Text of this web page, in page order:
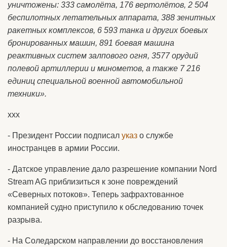
уничтожены: 333 самолёта, 176 вертолётов, 2 504
беспилотных летательных аппарата, 388 зенитных
ракетных комплексов, 6 593 танка и других боевых
бронированных машин, 891 боевая машина
реактивных систем залпового огня, 3577 орудий
полевой артиллерии и минометов, а также 7 216
единиц специальной военной автомобильной
техники».
ххх
- Президент России подписал указ о службе
иностранцев в армии России.
- Датское управление дало разрешение компании Nord
Stream AG приблизиться к зоне повреждений
«Северных потоков». Теперь зафрахтованное
компанией судно приступило к обследованию точек
разрыва.
- На Соледарском направлении до восстановления